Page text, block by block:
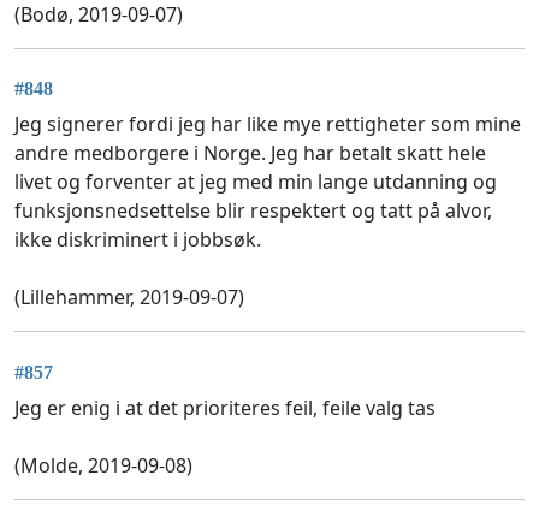
(Bodø, 2019-09-07)
#848
Jeg signerer fordi jeg har like mye rettigheter som mine
andre medborgere i Norge. Jeg har betalt skatt hele
livet og forventer at jeg med min lange utdanning og
funksjonsnedsettelse blir respektert og tatt på alvor,
ikke diskriminert i jobbsøk.
(Lillehammer, 2019-09-07)
#857
Jeg er enig i at det prioriteres feil, feile valg tas
(Molde, 2019-09-08)